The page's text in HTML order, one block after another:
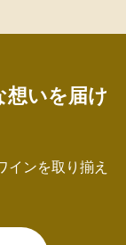
想いを届け
インを取り揃え